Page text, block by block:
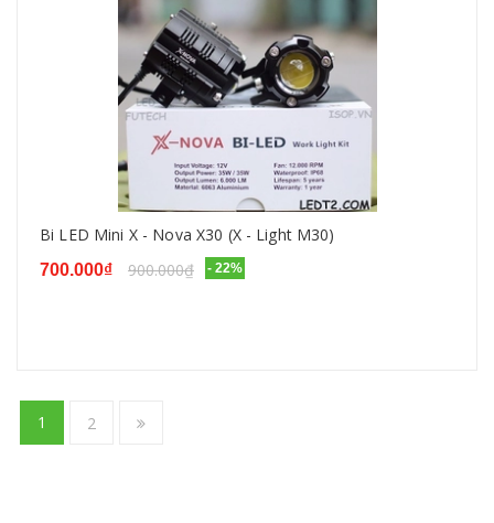
Bi LED Mini X - Nova X30 (X - Light M30)
700.000₫ 900.000₫ - 22%
1 2